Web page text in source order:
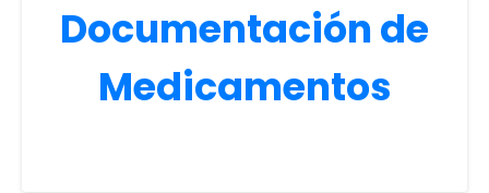
Documentación de
Medicamentos